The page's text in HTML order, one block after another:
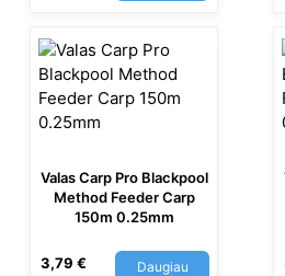
Valas Carp Pro Blackpool
Method Feeder Carp
150m 0.25mm
3,79 € Daugiau